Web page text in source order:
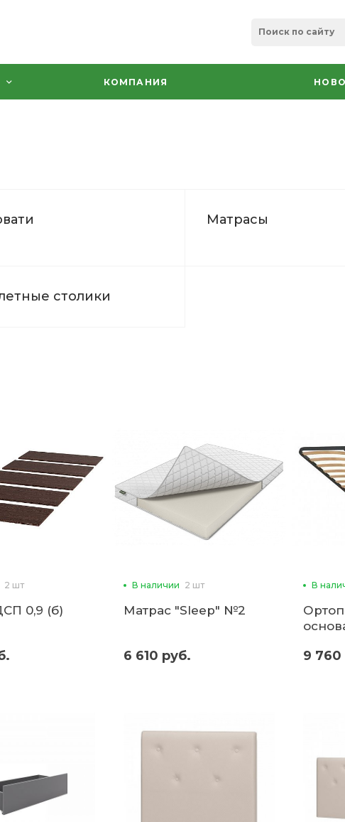
КОМПАНИЯ
Матрасы
столики
2 шт
0,9 (б)
В наличии 2 шт
Матрас "Sleep" №2
6 610 руб.
В
9 760